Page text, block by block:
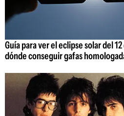
Guía para ver el eclipse solar del
dónde conseguir gafas